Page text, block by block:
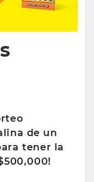
de un
tener la